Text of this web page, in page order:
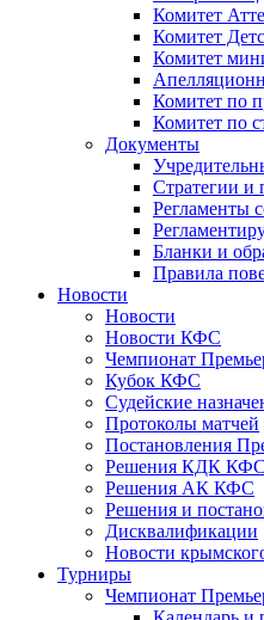
Комитет
Комитет
Комитет
Комитет по
Комитет по
Документы
Стратегии и
Регламенты
Бланки и
Правила
Новости
Новости
Новости КФС
Чемпионат
Кубок КФС
Судейские
Протоколы матчей
Постановления
Решения КДК КФС
Решения АК КФС
Решения и
Дисквалификации
Новости
Турниры
Чемпионат